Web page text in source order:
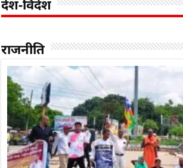
देश-विदेश
राजनीति